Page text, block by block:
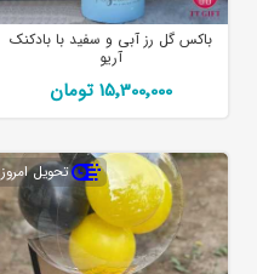
باکس گل رز آبی و سفید با بادکنک
آریو
15٬300٬000 تومان
تحویل امروز